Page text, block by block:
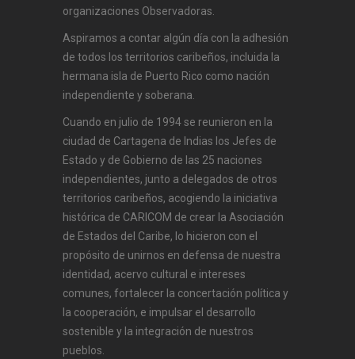
organizaciones Observadoras.
Aspiramos a contar algún día con la adhesión
de todos los territorios caribeños, incluida la
hermana isla de Puerto Rico como nación
independiente y soberana.
Cuando en julio de 1994 se reunieron en la
ciudad de Cartagena de Indias los Jefes de
Estado y de Gobierno de las 25 naciones
independientes, junto a delegados de otros
territorios caribeños, acogiendo la iniciativa
histórica de CARICOM de crear la Asociación
de Estados del Caribe, lo hicieron con el
propósito de unirnos en defensa de nuestra
identidad, acervo cultural e intereses
comunes, fortalecer la concertación política y
la cooperación, e impulsar el desarrollo
sostenible y la integración de nuestros
pueblos.